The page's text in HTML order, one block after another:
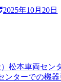
2025年10月20日
松本車両セン
ンターでの機